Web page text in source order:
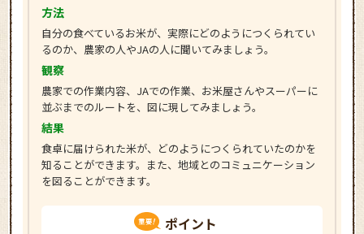
方法
自分の食べているお米が、実際にどのようにつくられてい
るのか、農家の人やJAの人に聞いてみましょう。
観察
農家での作業内容、JAでの作業、お米屋さんやスーパーに
並ぶまでのルートを、図に現してみましょう。
結果
食卓に届けられた米が、どのようにつくられていたのかを
知ることができます。また、地域とのコミュニケーション
を図ることができます。
ポイント